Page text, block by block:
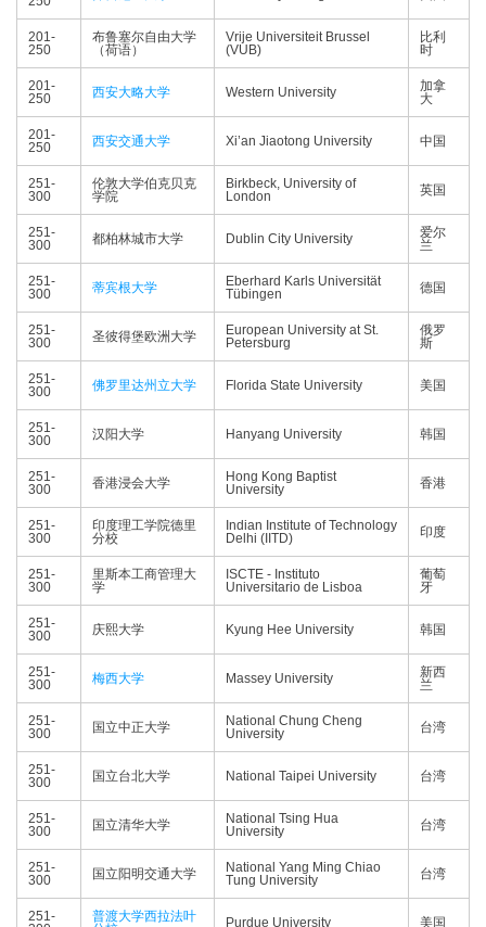
201-
250
布鲁塞尔自由大学
（荷语）
Vrije Universiteit Brussel
(VUB)
比利
时
201-
250
西安大略大学 Western University
加拿
大
201-
250
西安交通大学 Xi’an Jiaotong University 中国
251-
300
伦敦大学伯克贝克
学院
Birkbeck, University of
London
英国
251-
300
都柏林城市大学 Dublin City University
爱尔
兰
251-
300
蒂宾根大学
Eberhard Karls Universität
Tübingen
德国
251-
300
圣彼得堡欧洲大学
European University at St.
Petersburg
俄罗
斯
251-
300
佛罗里达州立大学 Florida State University 美国
251-
300
汉阳大学 Hanyang University 韩国
251-
300
香港浸会大学
Hong Kong Baptist
University
香港
251-
300
印度理工学院德里
分校
Indian Institute of Technology
Delhi (IITD)
印度
251-
300
里斯本工商管理大
学
ISCTE - Instituto
Universitario de Lisboa
葡萄
牙
251-
300
庆熙大学 Kyung Hee University 韩国
251-
300
梅西大学 Massey University
新西
兰
251-
300
国立中正大学
National Chung Cheng
University
台湾
251-
300
国立台北大学 National Taipei University 台湾
251-
300
国立清华大学
National Tsing Hua
University
台湾
251-
300
国立阳明交通大学
National Yang Ming Chiao
Tung University
台湾
251-
普渡大学西拉法叶
Purdue University 美国